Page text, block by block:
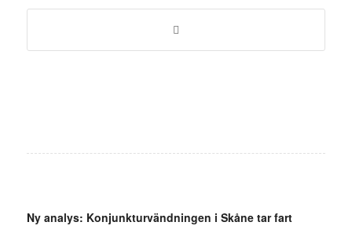
Ny analys: Konjunkturvändningen i Skåne tar fart